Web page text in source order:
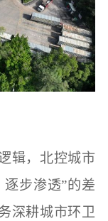
辑，北控城市
步渗透”的差
深耕城市环卫